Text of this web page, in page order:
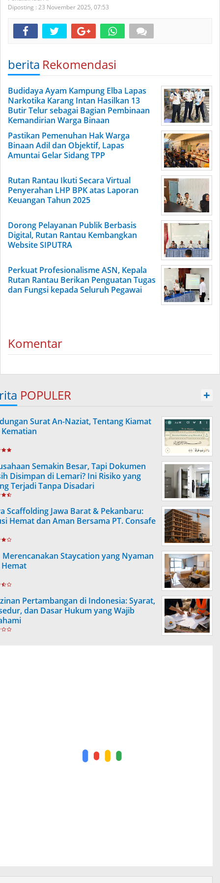
Diposting : 23 November 2025, 07:53
berita Rekomendasi
Budidaya Ayam Kampung Elba Lapas
Narkotika Karang Intan Hasilkan 13
Butir Telur sebagai Bagian Pembinaan
Kemandirian Warga Binaan
Pastikan Pemenuhan Hak Warga
Binaan Adil dan Objektif, Lapas
Amuntai Gelar Sidang TPP
Rutan Rantau Ikuti Secara Virtual
Penyerahan LHP BPK atas Laporan
Keuangan Tahun 2025
Dorong Pelayanan Publik Berbasis
Digital, Rutan Rantau Kembangkan
Website SIPUTRA
Perkuat Profesionalisme ASN, Kepala
Rutan Rantau Berikan Penguatan Tugas
dan Fungsi kepada Seluruh Pegawai
Komentar
POPULER +
Surat An-Naziat, Tentang Kiamat
Semakin Besar, Tapi Dokumen
Disimpan di Lemari? Ini Risiko yang
Terjadi Tanpa Disadari
Scaffolding Jawa Barat & Pekanbaru:
Hemat dan Aman Bersama PT. Consafe
Merencanakan Staycation yang Nyaman
Pertambangan di Indonesia: Syarat,
dan Dasar Hukum yang Wajib